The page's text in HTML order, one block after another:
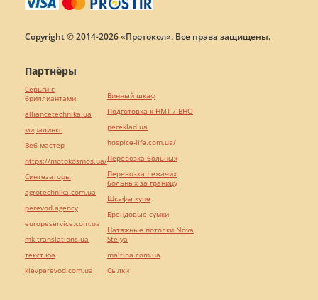
Copyright © 2014-2026 «Протокол». Все права защищены.
Партнёры
Серьги с
бриллиантами
alliancetechnika.ua
миралинкс
Веб мастер
https://motokosmos.ua/
Синтезаторы
agrotechnika.com.ua
perevod.agency
europeservice.com.ua
mk-translations.ua
текст юа
kievperevod.com.ua
Винный шкаф
Подготовка к НМТ / ВНО
pereklad.ua
hospice-life.com.ua/
Перевозка больных
Перевозка лежачих
больных за границу
Шкафы купе
Брендовые сумки
Натяжные потолки Nova
Stelya
maltina.com.ua
Cылки